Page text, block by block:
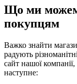
Що ми
покупцям
Важко знайти
радують
сайт нашої
наступне: